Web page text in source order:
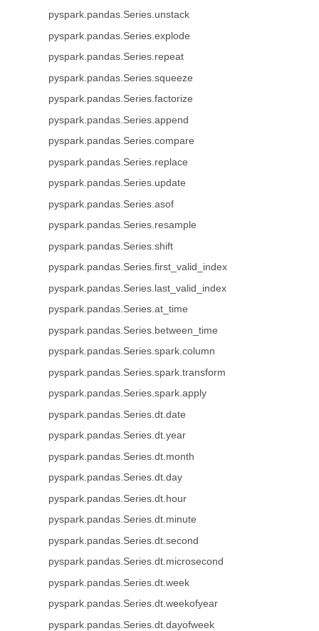
pyspark.pandas.Series.unstack
pyspark.pandas.Series.explode
pyspark.pandas.Series.repeat
pyspark.pandas.Series.squeeze
pyspark.pandas.Series.factorize
pyspark.pandas.Series.append
pyspark.pandas.Series.compare
pyspark.pandas.Series.replace
pyspark.pandas.Series.update
pyspark.pandas.Series.asof
pyspark.pandas.Series.resample
pyspark.pandas.Series.shift
pyspark.pandas.Series.first_valid_index
pyspark.pandas.Series.last_valid_index
pyspark.pandas.Series.at_time
pyspark.pandas.Series.between_time
pyspark.pandas.Series.spark.column
pyspark.pandas.Series.spark.transform
pyspark.pandas.Series.spark.apply
pyspark.pandas.Series.dt.date
pyspark.pandas.Series.dt.year
pyspark.pandas.Series.dt.month
pyspark.pandas.Series.dt.day
pyspark.pandas.Series.dt.hour
pyspark.pandas.Series.dt.minute
pyspark.pandas.Series.dt.second
pyspark.pandas.Series.dt.microsecond
pyspark.pandas.Series.dt.week
pyspark.pandas.Series.dt.weekofyear
pyspark.pandas.Series.dt.dayofweek